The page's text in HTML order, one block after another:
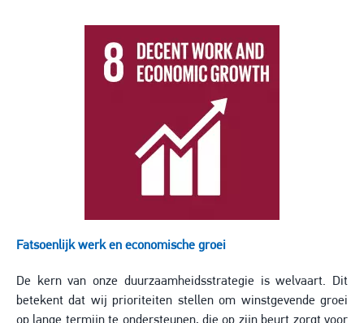
Fatsoenlijk werk en economische groei
De kern van onze duurzaamheidsstrategie is welvaart. Dit
betekent dat wij prioriteiten stellen om winstgevende groei